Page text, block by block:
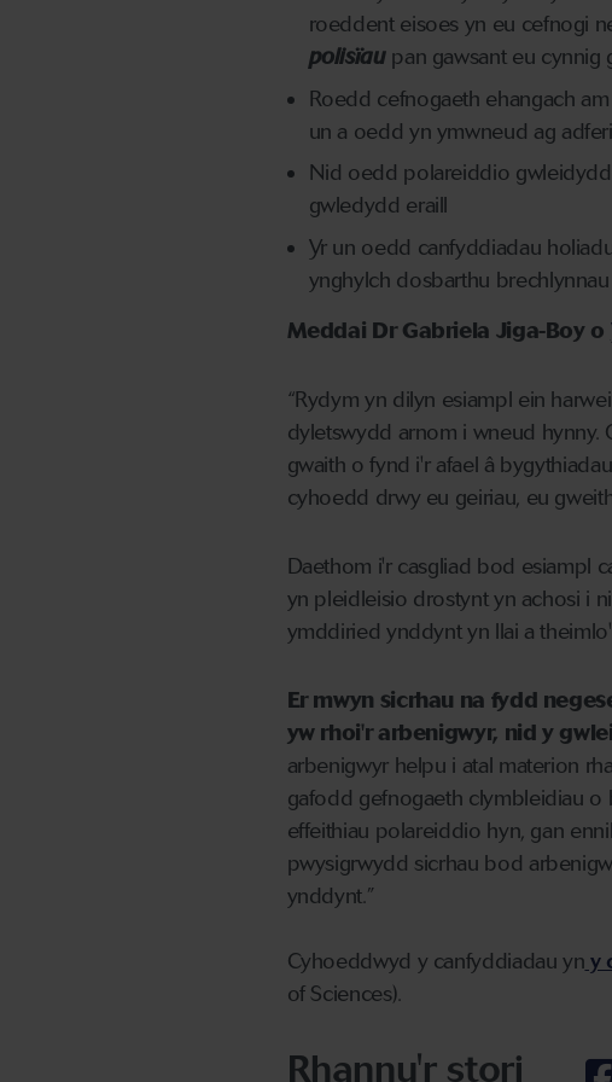
roeddent eisoes yn eu cefnogi
polisïaupan gawsant eu cynnig
Roedd cefnogaeth ehangach
un a oedd yn ymwneud ag
Nid oedd polareiddio
gwledydd eraill
Yr un oedd canfyddiadau
ynghylch dosbarthu brechlynnau
Meddai Dr Gabriela Jiga-Boy o
“Rydym yn dilyn esiampl ein
dyletswydd arnom i wneud hynny.
gwaith o fynd i'r afael â
cyhoedd drwy eu geiriau, eu
Daethom i'r casgliad bod esiampl
yn pleidleisio drostynt yn achosi i
ymddiried ynddynt yn llai a
Er mwyn sicrhau na fydd
yw rhoi'r arbenigwyr, nid y
arbenigwyr helpu i atal materion
gafodd gefnogaeth clymbleidiau
effeithiau polareiddio hyn, gan
pwysigrwydd sicrhau bod
ynddynt.”
Cyhoeddwyd y canfyddiadau yn y
of Sciences).
Rhannu'r stori